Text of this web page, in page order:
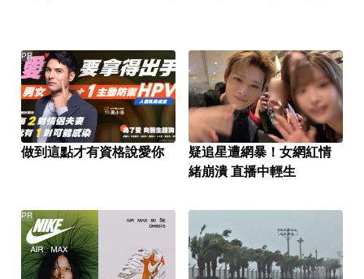
做到這點才有資格說愛你
PR
疑追星遭網暴！女網紅情
緒崩潰 直播中輕生
PR